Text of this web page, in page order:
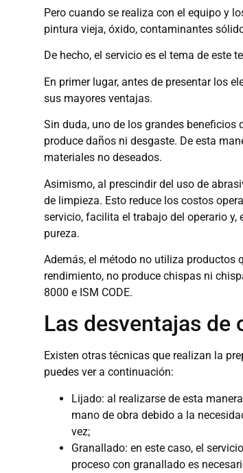
Pero cuando se realiza con el equipo y
pintura vieja, óxido, contaminantes
De hecho, el servicio es el tema de este
En primer lugar, antes de presentar los
sus mayores ventajas.
Sin duda, uno de los grandes beneficios
produce daños ni desgaste. De esta
materiales no deseados.
Asimismo, al prescindir del uso de
de limpieza. Esto reduce los costos
servicio, facilita el trabajo del operario
pureza.
Además, el método no utiliza productos
rendimiento, no produce chispas ni
8000 e ISM CODE.
Las desventajas de
Existen otras técnicas que realizan la
puedes ver a continuación:
Lijado: al realizarse de esta
mano de obra debido a la
vez;
Granallado: en este caso, el
proceso con granallado es